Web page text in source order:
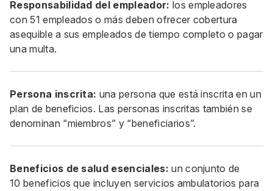
Responsabilidad del empleador: los empleadores
con 51 empleados o más deben ofrecer cobertura
asequible a sus empleados de tiempo completo o pagar
una multa.
Persona inscrita: una persona que está inscrita en un
plan de beneficios. Las personas inscritas también se
denominan “miembros” y “beneficiarios”.
Beneficios de salud esenciales: un conjunto de
10 beneficios que incluyen servicios ambulatorios para